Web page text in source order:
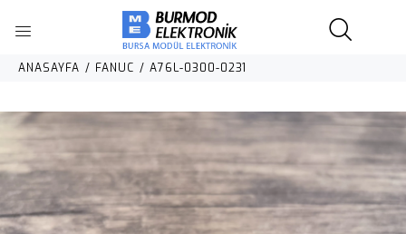
ANASAYFA FANUC A76L-0300-0231